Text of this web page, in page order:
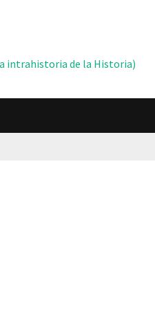
intrahistoria de la Historia)